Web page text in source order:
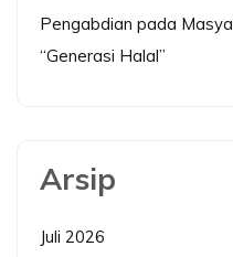
Pengabdian pada
“Generasi Halal”
Arsip
Juli 2026